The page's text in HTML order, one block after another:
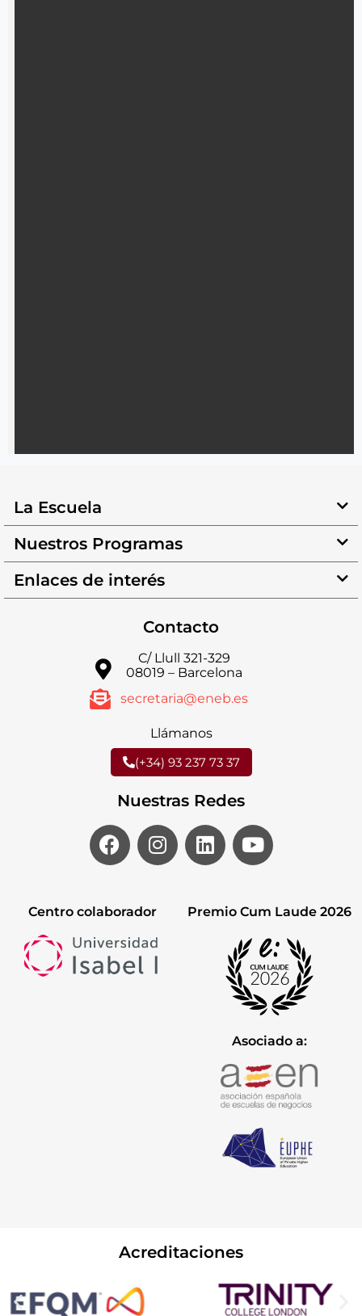
La Escuela
Nuestros Programas
Enlaces de interés
Contacto
C/ Llull 321-329
08019 – Barcelona
secretaria@eneb.es
Llámanos
(+34) 93 237 73 37
Nuestras Redes
Centro colaborador Premio Cum Laude 2026
Asociado a:
Acreditaciones